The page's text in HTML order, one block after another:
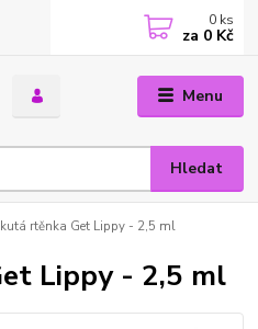
Menu
Hledat
0 ks
za 0 Kč
rtěnka Get Lippy - 2,5 ml
Lippy - 2,5 ml